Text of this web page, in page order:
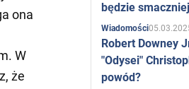
ona
W
że
będzie
Wiadomości
Robert Downey
"Odysei"
powód?